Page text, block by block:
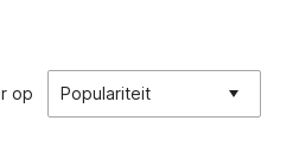
op Populariteit